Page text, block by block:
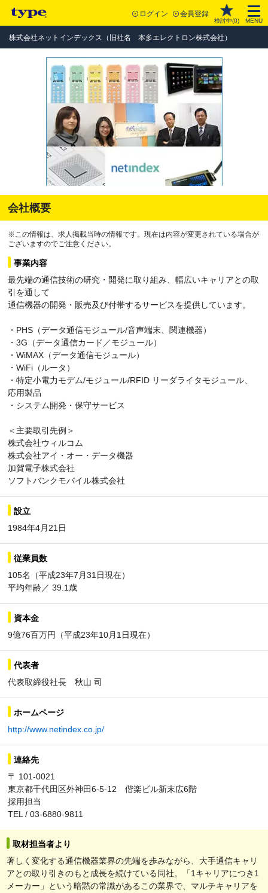
ログイン 会員登録
検討中(0) MENU
株式会社ネットインデックス（旧社名 本多エレクトロン株式会社）
会社概要
※この情報は、求人掲載当時の情報です。現在は内容が変更されている場合が
ございますのでご注意ください。
事業内容
最先端の通信技術の研究・開発に取り組み、幅広いキャリアとの取
引を通して
通信機器の開発・販売及び付帯するサービスを提供しています。
・PHS（データ通信モジュール/音声端末、関連機器）
・3G（データ通信カード／モジュール）
・WiMAX（データ通信モジュール）
・WiFi（ルータ）
・特定小電力モデム/モジュール/RFID リーダライタモジュール、
応用製品
・システム開発・保守サービス
＜主要取引先例＞
株式会社ウィルコム
株式会社アイ・オー・データ機器
加賀電子株式会社
ソフトバンクモバイル株式会社
設立
1984年4月21日
従業員数
105名（平成23年7月31日現在）
平均年齢／ 39.1歳
資本金
9億76百万円（平成23年10月1日現在）
代表者
代表取締役社長 秋山 司
ホームページ
http://www.netindex.co.jp/
連絡先
〒 101-0021
東京都千代田区外神田6-5-12 偕楽ビル新末広6階
採用担当
TEL / 03-6880-9811
取材担当者より
著しく変化する通信機器業界の先端を歩みながら、大手通信キャリ
アとの取り引きのもと成長を続けている同社。「1キャリアにつき1
メーカー」という暗黙の常識があるこの業界で、マルチキャリアを